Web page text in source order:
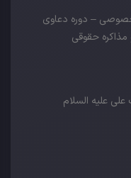
– دوره دعاوی
مذاکره حقوقی
علیه السلام